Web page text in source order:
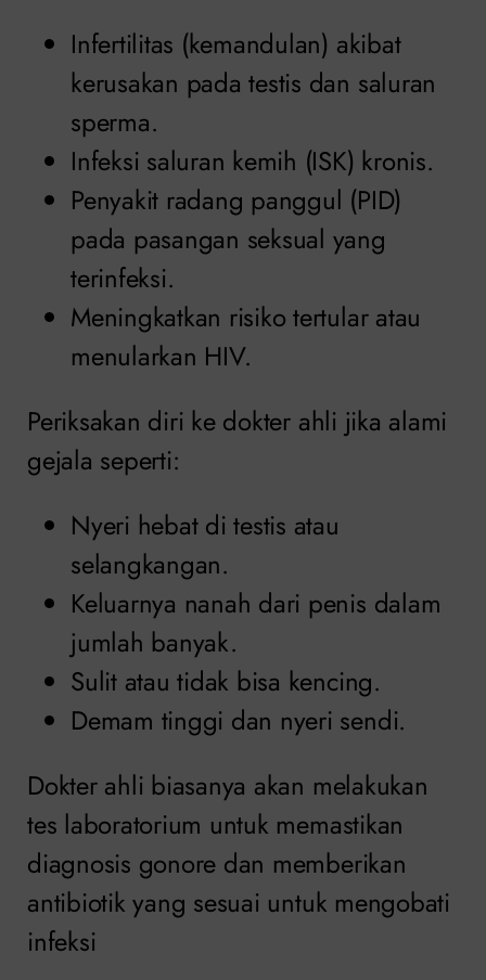
Infertilitas (kemandulan) akibat
kerusakan pada testis dan saluran
sperma.
Infeksi saluran kemih (ISK) kronis.
Penyakit radang panggul (PID)
pada pasangan seksual yang
terinfeksi.
Meningkatkan risiko tertular atau
menularkan HIV.
Periksakan diri ke dokter ahli jika alami
gejala seperti:
Nyeri hebat di testis atau
selangkangan.
Keluarnya nanah dari penis dalam
jumlah banyak.
Sulit atau tidak bisa kencing.
Demam tinggi dan nyeri sendi.
Dokter ahli biasanya akan melakukan
tes laboratorium untuk memastikan
diagnosis gonore dan memberikan
antibiotik yang sesuai untuk mengobati
infeksi